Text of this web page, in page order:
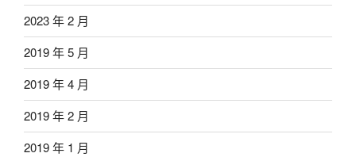
2023 年 2 月
2019 年 5 月
2019 年 4 月
2019 年 2 月
2019 年 1 月